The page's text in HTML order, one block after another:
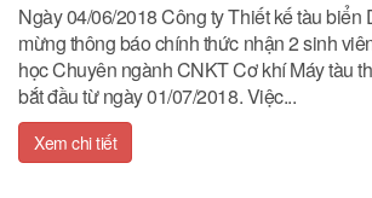
Ngày 04/06/2018 Công ty Thiết kế tàu biển
mừng thông báo chính thức nhận 2 sinh
học Chuyên ngành CNKT Cơ khí Máy tàu
bắt đầu từ ngày 01/07/2018. Việc...
Xem chi tiết